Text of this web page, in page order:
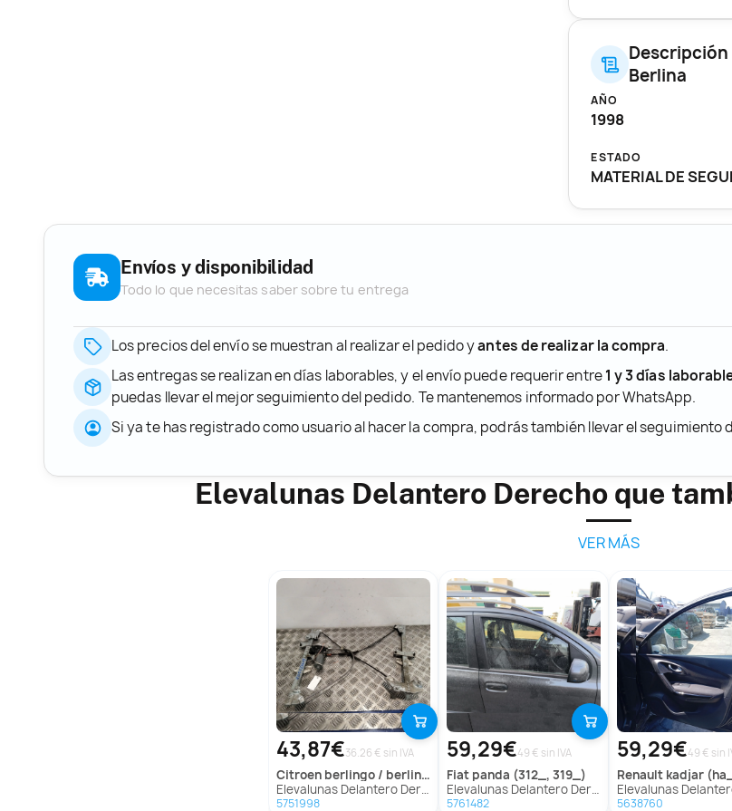
Descripción
Berlina
AÑO
1998
ESTADO
MATERIAL DE
Envíos y disponibilidad
Todo lo que necesitas saber sobre tu entrega
Los precios del envío se muestran al realizar el pedido yantes de realizar la compra.
Las entregas se realizan en días laborables, y el envío puede requerir entre1 y 3 días
puedas llevar el mejor seguimiento del pedido. Te mantenemos informado por WhatsApp.
Si ya te has registrado como usuario al hacer la compra, podrás también llevar el seguimiento
Elevalunas Delantero Derecho que
VER MÁS
43,87€36.26 € sin IVA
citroen berlingo / berlingo first monospace (mf_, gjk_, gfk_)
Elevalunas Delantero Derecho para Citroën Berlingo / Berlingo First Monospace (Mf_, Gjk_, Gfk_)
5751998
59,29€49 € sin IVA
fiat panda (312_, 319_)
Elevalunas Delantero Derecho para Fiat Panda (312_, 319_)
5761482
59,29€49 € sin
renault kadjar
Elevalunas Delantero Derecho para Renault
5638760